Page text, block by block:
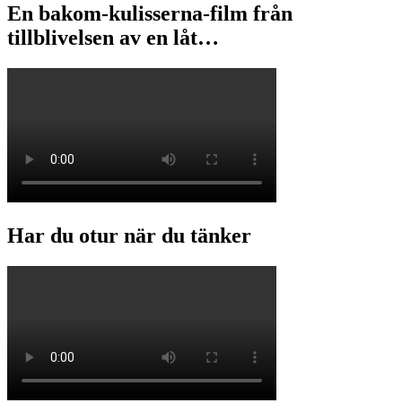
En bakom-kulisserna-film från
tillblivelsen av en låt…
Har du otur när du tänker